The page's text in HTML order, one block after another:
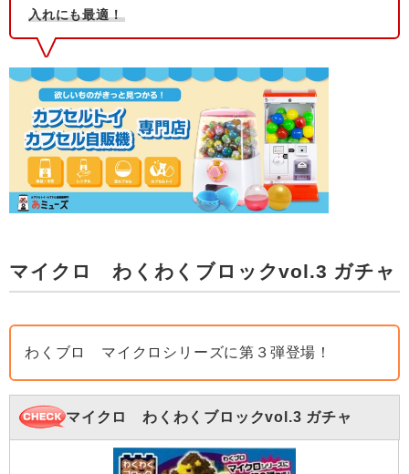
入れにも最適！
マイクロ わくわくブロックvol.3 ガチャ
わくブロ マイクロシリーズに第３弾登場！
マイクロ わくわくブロックvol.3 ガチャ